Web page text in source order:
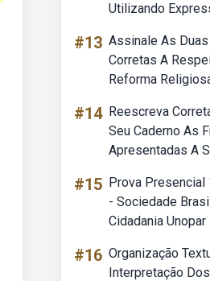
Utilizando
#13 Assinale As
Corretas A
Reforma
#14 Reescreva
Seu Caderno As
Apresentadas A
#15 Prova Presencial
- Sociedade
Cidadania Unopar
#16 Organização
Interpretação